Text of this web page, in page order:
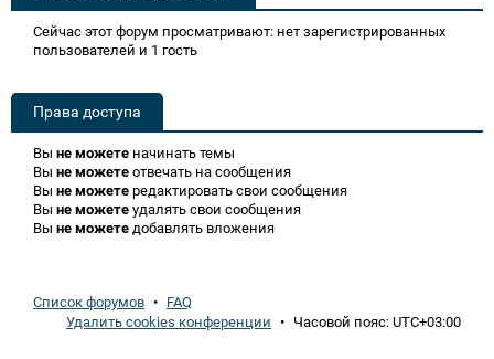
Сейчас этот форум просматривают: нет зарегистрированных
пользователей и 1 гость
Права доступа
Вы не можете начинать темы
Вы не можете отвечать на сообщения
Вы не можете редактировать свои сообщения
Вы не можете удалять свои сообщения
Вы не можете добавлять вложения
Список форумов • FAQ
Удалить cookies конференции • Часовой пояс: UTC+03:00